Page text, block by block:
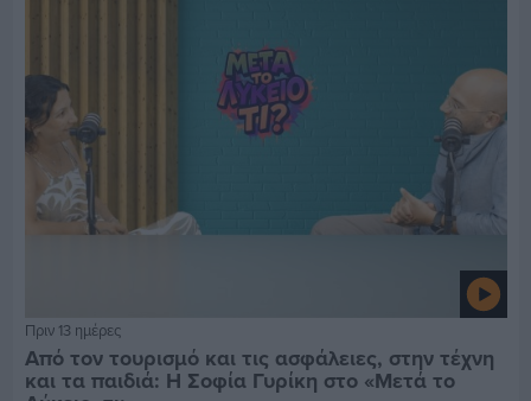
Πριν 13 ημέρες
Από τον τουρισμό και τις ασφάλειες, στην τέχνη
και τα παιδιά: Η Σοφία Γυρίκη στο «Μετά το